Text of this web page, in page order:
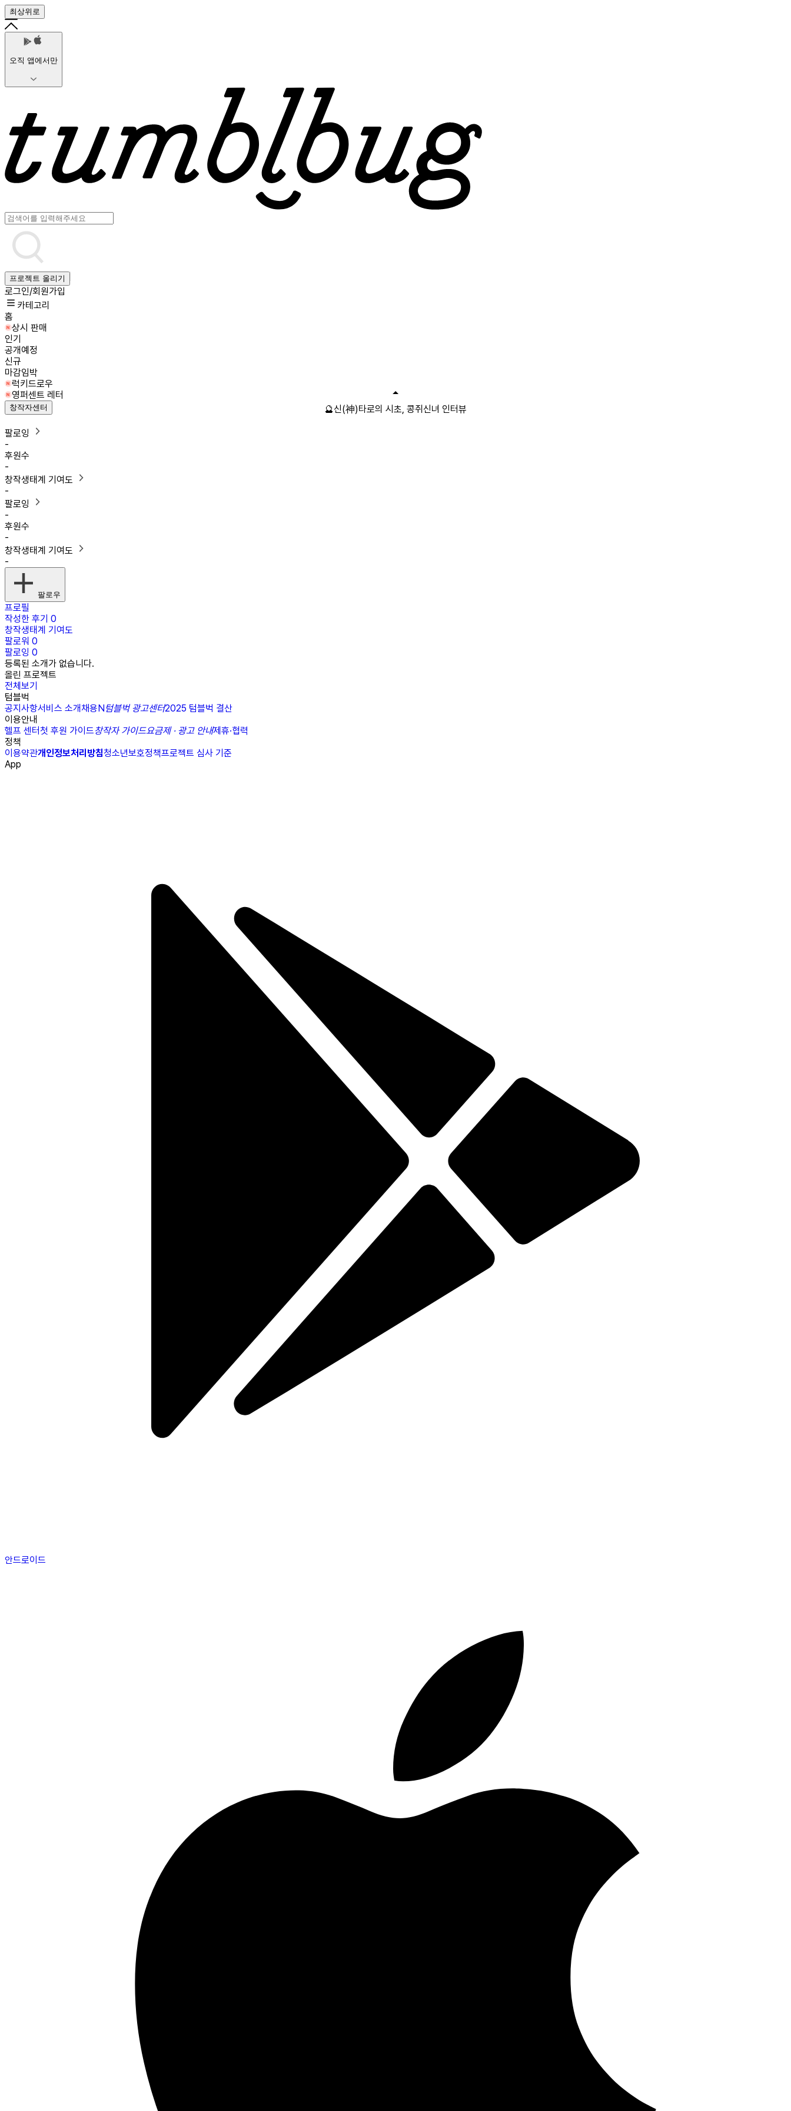
최상위로
오직 앱에서만
프로젝트 올리기
로그인/회원가입
카테고리
홈
상시 판매
인기
공개예정
신규
마감임박
럭키드로우
영퍼센트 레터
창작자센터
팔로잉
-
후원수
-
창작생태계 기여도
-
팔로잉
-
후원수
-
창작생태계 기여도
-
팔로우
프로필
작성한 후기 0
창작생태계 기여도
팔로워 0
팔로잉 0
등록된 소개가 없습니다.
올린 프로젝트
전체보기
텀블벅
공지사항서비스 소개채용N텀블벅 광고센터2025 텀블벅 결산
이용안내
헬프 센터첫 후원 가이드창작자 가이드요금제 · 광고 안내제휴·협력
정책
이용약관개인정보처리방침청소년보호정책프로젝트 심사 기준
App
안드로이드
🔮신(神)타로의 시초, 콩쥐신녀 인터뷰